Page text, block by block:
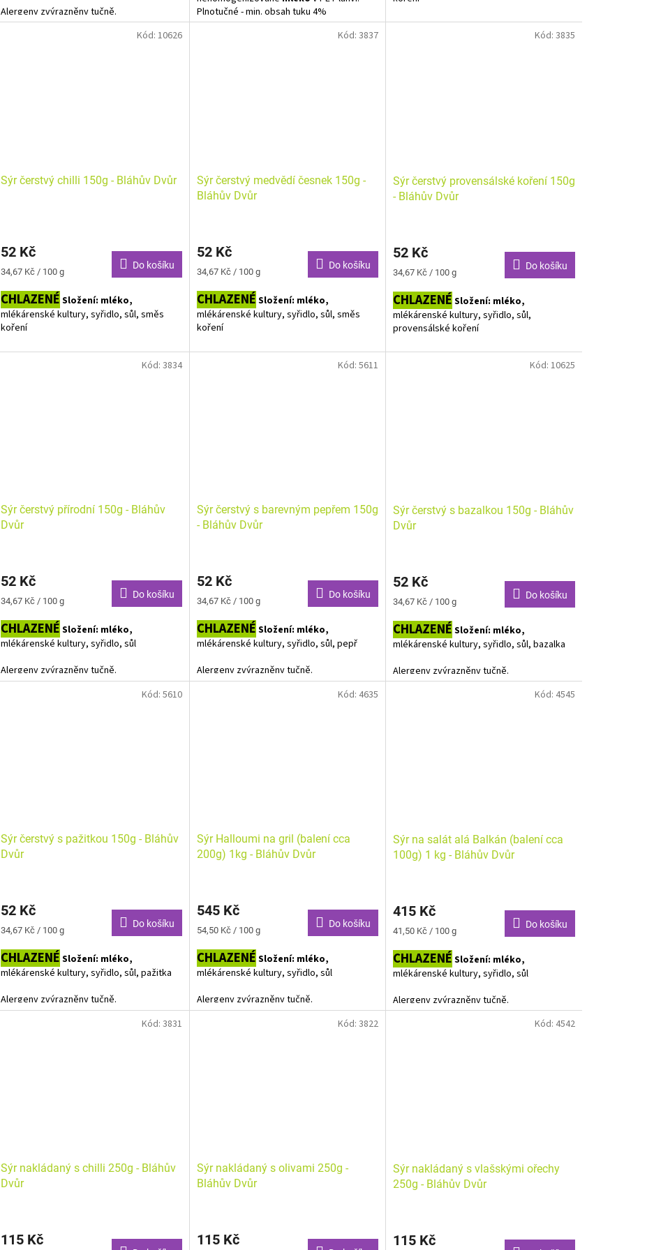
Alergeny zvýrazněny tučně.
Plnotučné - min. obsah tuku 4%
Alergeny zvýrazněny tučně.
Sýr čerstvý chilli 150g - Bláhův Dvůr
52 Kč
Měrná
34,67 Kč / 100 g
Do košíku
CHLAZENÉ Složení: mléko,
mlékárenské kultury, syřidlo, sůl, směs
koření
Alergeny zvýrazněny tučně.
Kód: 10626
Sýr čerstvý medvědí česnek 150g -
Bláhův Dvůr
52 Kč
Měrná
34,67 Kč / 100 g
Do košíku
CHLAZENÉ Složení: mléko,
mlékárenské kultury, syřidlo, sůl, směs
koření
Alergeny zvýrazněny tučně.
Kód: 3837
Sýr čerstvý provensálské koření 150g
- Bláhův Dvůr
52 Kč
Měrná
34,67 Kč / 100 g
Do košíku
CHLAZENÉ Složení: mléko,
mlékárenské kultury, syřidlo, sůl,
provensálské koření
Alergeny zvýrazněny tučně.
Kód: 3835
Sýr čerstvý přírodní 150g - Bláhův
Dvůr
52 Kč
Měrná
34,67 Kč / 100 g
Do košíku
CHLAZENÉ Složení: mléko,
mlékárenské kultury, syřidlo, sůl
Alergeny zvýrazněny tučně.
Kód: 3834
Sýr čerstvý s barevným pepřem 150g
- Bláhův Dvůr
52 Kč
Měrná
34,67 Kč / 100 g
Do košíku
CHLAZENÉ Složení: mléko,
mlékárenské kultury, syřidlo, sůl, pepř
Alergeny zvýrazněny tučně.
Kód: 5611
Sýr čerstvý s bazalkou 150g - Bláhův
Dvůr
52 Kč
Měrná
34,67 Kč / 100 g
Do košíku
CHLAZENÉ Složení: mléko,
mlékárenské kultury, syřidlo, sůl, bazalka
Alergeny zvýrazněny tučně.
Kód: 10625
Sýr čerstvý s pažitkou 150g - Bláhův
Dvůr
52 Kč
Měrná
34,67 Kč / 100 g
Do košíku
CHLAZENÉ Složení: mléko,
mlékárenské kultury, syřidlo, sůl, pažitka
Alergeny zvýrazněny tučně.
Kód: 5610
Sýr Halloumi na gril (balení cca
200g) 1kg - Bláhův Dvůr
545 Kč
Měrná
54,50 Kč / 100 g
Do košíku
CHLAZENÉ Složení: mléko,
mlékárenské kultury, syřidlo, sůl
Alergeny zvýrazněny tučně.
Nejen na gril, ale klidně i jen na pánev.
Kód: 4635
Sýr na salát alá Balkán (balení cca
100g) 1 kg - Bláhův Dvůr
415 Kč
Měrná
41,50 Kč / 100 g
Do košíku
CHLAZENÉ Složení: mléko,
mlékárenské kultury, syřidlo, sůl
Alergeny zvýrazněny tučně.
Uvedená cena je za 1 kg. Balení sýra má
Kód: 4545
Sýr nakládaný s chilli 250g - Bláhův
Dvůr
115 Kč
Kód: 3831
Sýr nakládaný s olivami 250g -
Bláhův Dvůr
produktu
115 Kč
Kód: 3822
Sýr nakládaný s vlašskými ořechy
250g - Bláhův Dvůr
115 Kč
Kód: 4542